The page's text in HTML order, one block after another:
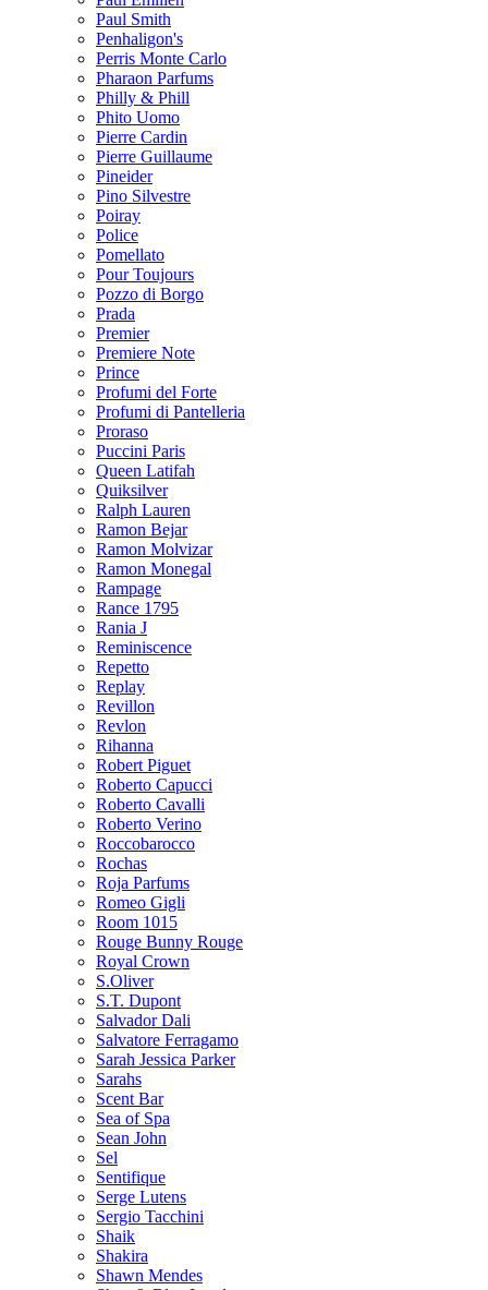
Paul Smith
Penhaligon's
Perris Monte Carlo
Pharaon Parfums
Philly & Phill
Phito Uomo
Pierre Cardin
Pierre Guillaume
Pineider
Pino Silvestre
Poiray
Police
Pomellato
Pour Toujours
Pozzo di Borgo
Prada
Premier
Premiere Note
Prince
Profumi del Forte
Profumi di Pantelleria
Proraso
Puccini Paris
Queen Latifah
Quiksilver
Ralph Lauren
Ramon Bejar
Ramon Molvizar
Ramon Monegal
Rampage
Rance 1795
Rania J
Reminiscence
Repetto
Replay
Revillon
Revlon
Rihanna
Robert Piguet
Roberto Capucci
Roberto Cavalli
Roberto Verino
Roccobarocco
Rochas
Roja Parfums
Romeo Gigli
Room 1015
Rouge Bunny Rouge
Royal Crown
S.Oliver
S.T. Dupont
Salvador Dali
Salvatore Ferragamo
Sarah Jessica Parker
Sarahs
Scent Bar
Sea of Spa
Sean John
Sel
Sentifique
Serge Lutens
Sergio Tacchini
Shaik
Shakira
Shawn Mendes